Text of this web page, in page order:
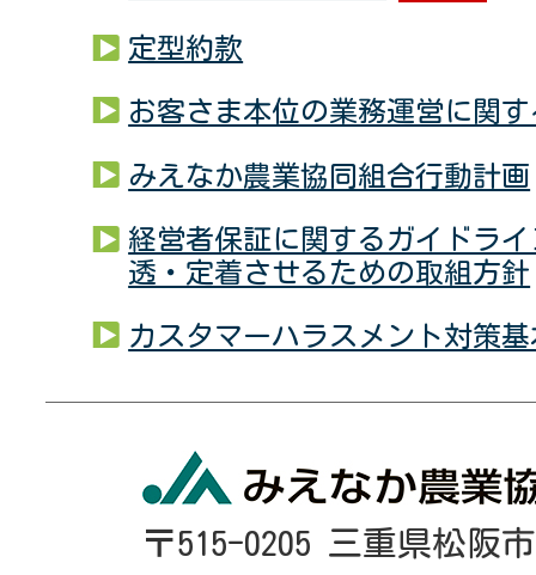
定型約款
お客さま本位の業務運営に関
みえなか農業協同組合行動計画
経営者保証に関するガイドラ
透・定着させるための取組方針
カスタマーハラスメント対策
〒515-0205 三重県松阪